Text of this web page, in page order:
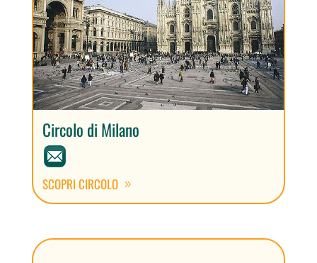
Circolo di Milano
SCOPRI CIRCOLO